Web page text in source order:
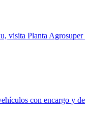
visita Planta Agrosuper
con encargo y